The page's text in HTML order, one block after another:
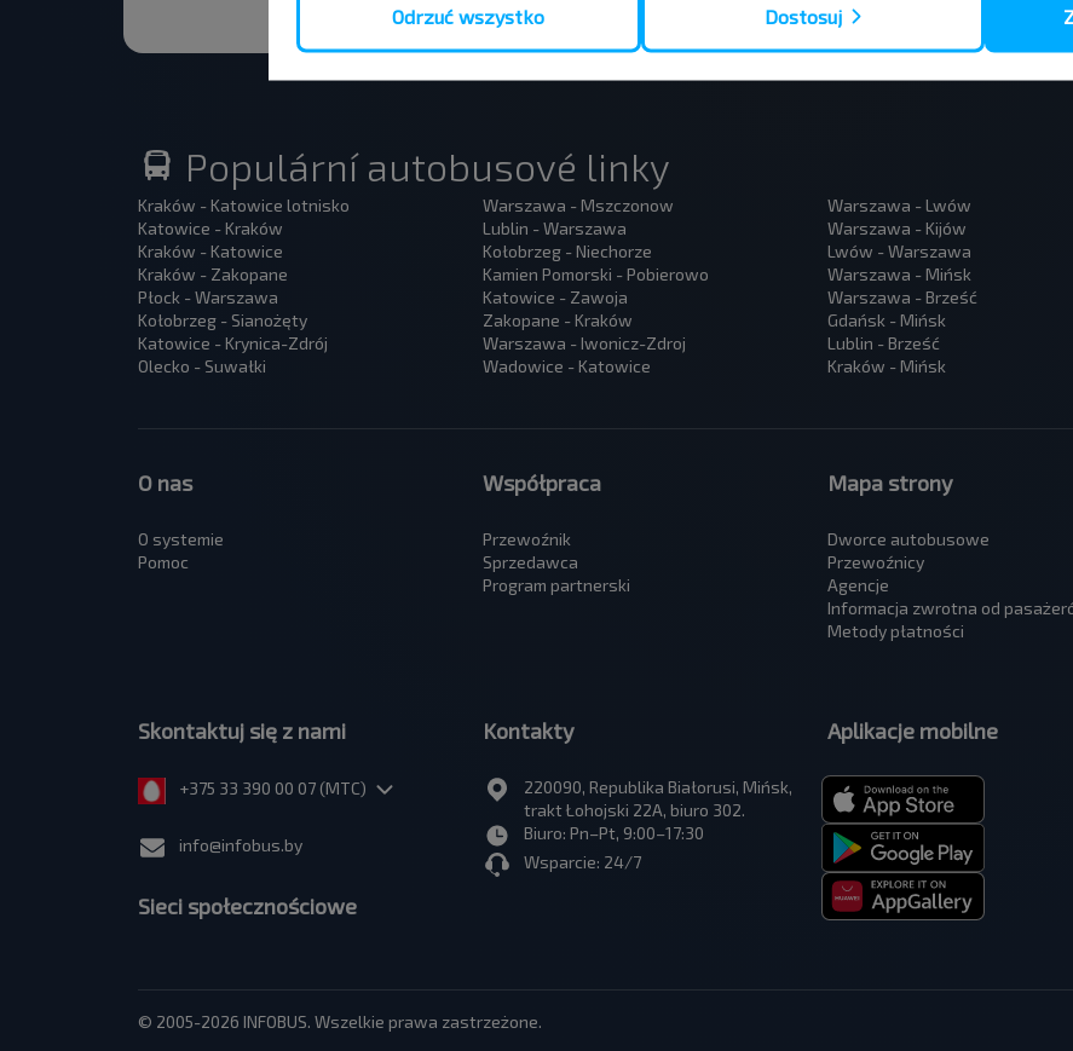
Populární autobusové linky
Kraków - Katowice lotnisko
Katowice - Kraków
Kraków - Katowice
Kraków - Zakopane
Płock - Warszawa
Kołobrzeg - Sianożęty
Katowice - Krynica-Zdrój
Olecko - Suwałki
Warszawa - Mszczonow
Lublin - Warszawa
Kołobrzeg - Niechorze
Kamien Pomorski - Pobierowo
Katowice - Zawoja
Zakopane - Kraków
Warszawa - Iwonicz-Zdroj
Wadowice - Katowice
Warszawa - Lwów
Warszawa - Kijów
Lwów - Warszawa
Warszawa - Mińsk
Warszawa - Brześć
Gdańsk - Mińsk
Lublin - Brześć
Kraków - Mińsk
O nas
O systemie
Pomoc
Współpraca
Przewoźnik
Sprzedawca
Program partnerski
Mapa strony
Dworce autobusowe
Przewoźnicy
Agencje
Informacja zwrotna od
Metody płatności
Skontaktuj się z nami
+375 33 390 00 07 (МТС)
info@infobus.by
Sieci społecznościowe
Kontakty
220090, Republika Białorusi, Mińsk,
trakt Łohojski 22A, biuro 302.
Biuro: Pn–Pt, 9:00–17:30
Wsparcie: 24/7
Aplikacje mobilne
© 2005-2026 INFOBUS. Wszelkie prawa zastrzeżone.
Odrzuć wszystko Dostosuj